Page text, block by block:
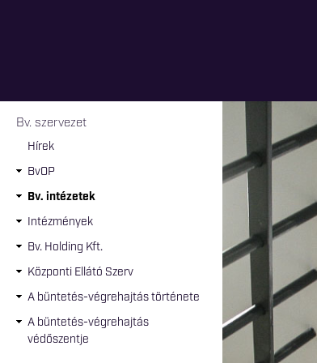
Jelenlegi hely
Bv. szervezet
Hírek
BvOP
Bv. intézetek
Intézmények
Bv. Holding Kft.
Központi Ellátó Szerv
A büntetés-végrehajtás története
A büntetés-végrehajtás
védőszentje